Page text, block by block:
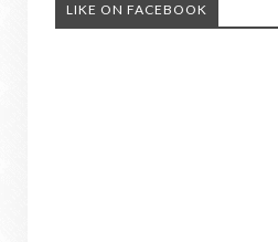
LIKE ON FACEBOOK